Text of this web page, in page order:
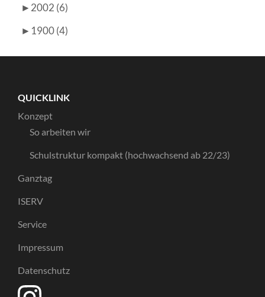
► 2002 (6)
► 1900 (4)
QUICKLINK
Konzept
So arbeiten wir
Schulstruktur kompakt (hochwachsend ab 22/23)
Ganztag
ISERV
Service
Impressum
Datenschutz